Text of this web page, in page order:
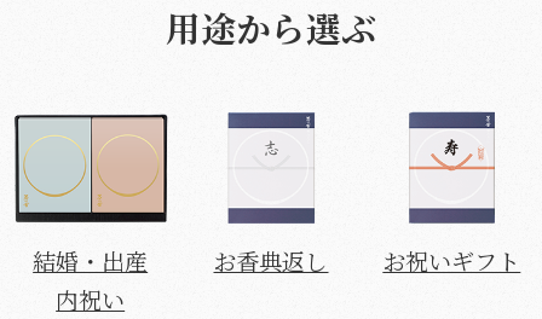
用途から選ぶ
結婚・出産
内祝い
お香典返し お祝いギフト